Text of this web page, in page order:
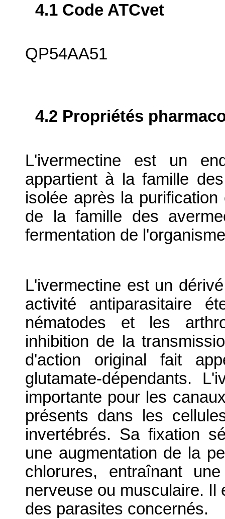
4.1 Code ATCvet
QP54AA51
4.2 Propriétés
L'ivermectine est un
appartient à la famille
isolée après la
de la famille des
fermentation de
L'ivermectine est un
activité antiparasitaire
nématodes et les
inhibition de la
d'action original fait
glutamate-dépendants.
importante pour les
présents dans les
invertébrés. Sa fixation
une augmentation de la
chlorures, entraînant
nerveuse ou musculaire. Il
des parasites concernés.